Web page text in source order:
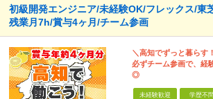
初級開発エンジニア/未経験OK/フレックス/東
残業月7h/賞与4ヶ月/チーム参画
＼高知でずっと暮らす
必ずチーム参画で、経
◎
未経験歓迎 学歴不問